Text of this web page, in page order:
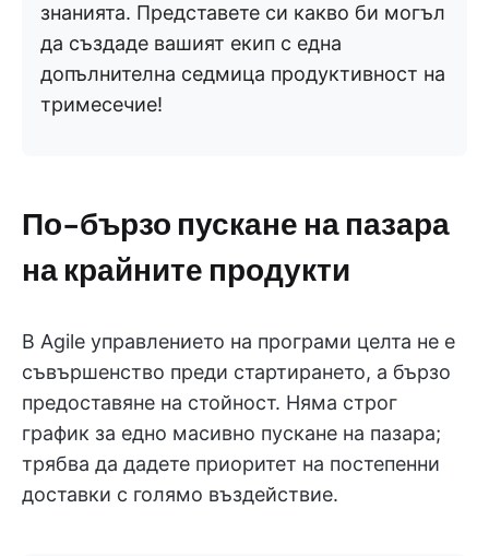
знанията. Представете си какво би могъл
да създаде вашият екип с една
допълнителна седмица продуктивност на
тримесечие!
По-бързо пускане на пазара
на крайните продукти
В Agile управлението на програми целта не е
съвършенство преди стартирането, а бързо
предоставяне на стойност. Няма строг
график за едно масивно пускане на пазара;
трябва да дадете приоритет на постепенни
доставки с голямо въздействие.